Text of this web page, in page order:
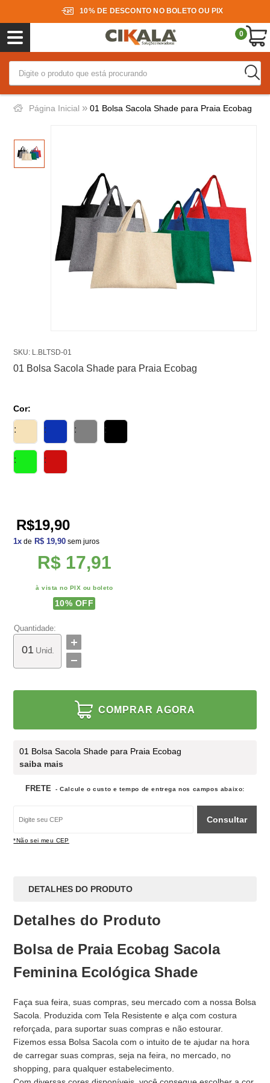
10% DE DESCONTO NO BOLETO OU PIX
0
Página Inicial » 01 Bolsa Sacola Shade para Praia Ecobag
SKU: L.BLTSD-01
01 Bolsa Sacola Shade para Praia Ecobag
Cor:
R$19,90
1x de R$ 19,90 sem juros
R$ 17,91
à vista no PIX ou boleto
10% OFF
Quantidade:
Unid.
COMPRAR AGORA
01 Bolsa Sacola Shade para Praia Ecobag
saiba mais
FRETE - Calcule o custo e tempo de entrega nos campos abaixo:
Consultar
*Não sei meu CEP
DETALHES DO PRODUTO
Detalhes do Produto
Bolsa de Praia Ecobag Sacola
Feminina Ecológica Shade
Faça sua feira, suas compras, seu mercado com a nossa Bolsa
Sacola. Produzida com Tela Resistente e alça com costura
reforçada, para suportar suas compras e não estourar.
Fizemos essa Bolsa Sacola com o intuito de te ajudar na hora
de carregar suas compras, seja na feira, no mercado, no
shopping, para qualquer estabelecimento.